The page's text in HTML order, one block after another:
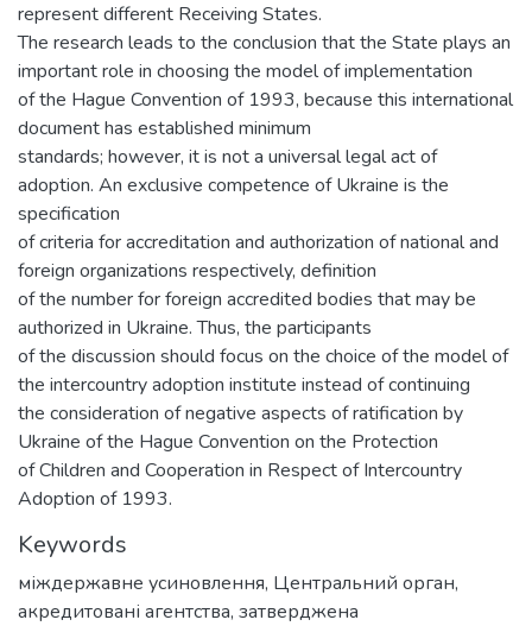
represent different Receiving States.
The research leads to the conclusion that the State plays an
important role in choosing the model of implementation
of the Hague Convention of 1993, because this international
document has established minimum
standards; however, it is not a universal legal act of
adoption. An exclusive competence of Ukraine is the
specification
of criteria for accreditation and authorization of national and
foreign organizations respectively, definition
of the number for foreign accredited bodies that may be
authorized in Ukraine. Thus, the participants
of the discussion should focus on the choice of the model of
the intercountry adoption institute instead of continuing
the consideration of negative aspects of ratification by
Ukraine of the Hague Convention on the Protection
of Children and Cooperation in Respect of Intercountry
Adoption of 1993.
Keywords
міждержавне усиновлення, Центральний орган,
акредитовані агентства, затверджена